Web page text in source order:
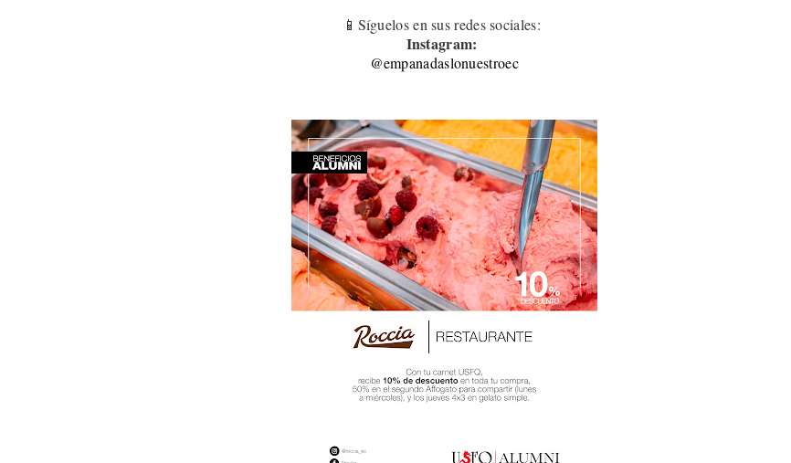
📱Síguelos en sus redes sociales:
Instagram:
@empanadaslonuestroec